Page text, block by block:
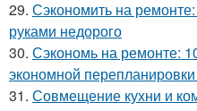
29. Сэкономить на
руками недорого
30. Сэкономь на ремонте:
экономной
31. Совмещение кухни и